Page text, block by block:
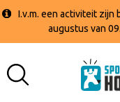
I.v.m. een activiteit zijn
augustus van